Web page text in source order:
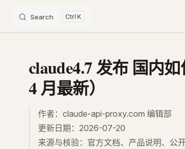
Search K
claude4.7 发布 国内
4 月最新）
作者：claude-api-proxy.com 编辑部
更新日期：2026-07-20
来源与核验：官方文档、产品说明、公